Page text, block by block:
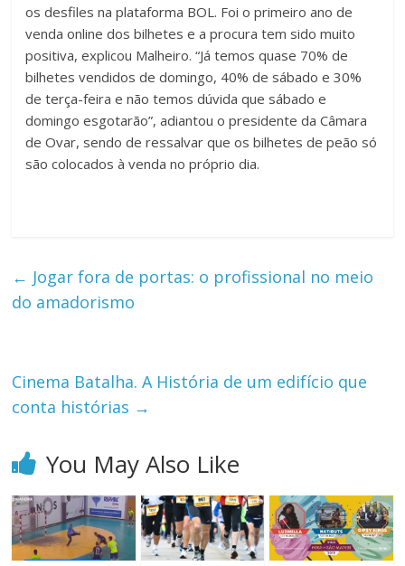
os desfiles na plataforma BOL. Foi o primeiro ano de
venda online dos bilhetes e a procura tem sido muito
positiva, explicou Malheiro. “Já temos quase 70% de
bilhetes vendidos de domingo, 40% de sábado e 30%
de terça-feira e não temos dúvida que sábado e
domingo esgotarão”, adiantou o presidente da Câmara
de Ovar, sendo de ressalvar que os bilhetes de peão só
são colocados à venda no próprio dia.
← Jogar fora de portas: o profissional no meio
do amadorismo
Cinema Batalha. A História de um edifício que
conta histórias →
You May Also Like